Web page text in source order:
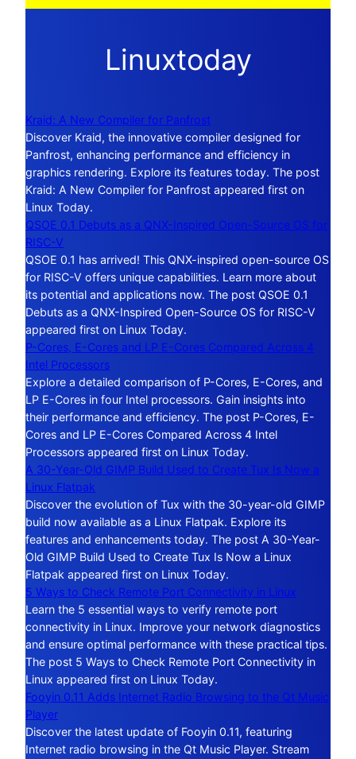
Linuxtoday
Kraid: A New Compiler for Panfrost
Discover Kraid, the innovative compiler designed for
Panfrost, enhancing performance and efficiency in
graphics rendering. Explore its features today. The post
Kraid: A New Compiler for Panfrost appeared first on
Linux Today.
QSOE 0.1 Debuts as a QNX-Inspired Open-Source OS for
RISC-V
QSOE 0.1 has arrived! This QNX-inspired open-source OS
for RISC-V offers unique capabilities. Learn more about
its potential and applications now. The post QSOE 0.1
Debuts as a QNX-Inspired Open-Source OS for RISC-V
appeared first on Linux Today.
P-Cores, E-Cores and LP E-Cores Compared Across 4
Intel Processors
Explore a detailed comparison of P-Cores, E-Cores, and
LP E-Cores in four Intel processors. Gain insights into
their performance and efficiency. The post P-Cores, E-
Cores and LP E-Cores Compared Across 4 Intel
Processors appeared first on Linux Today.
A 30-Year-Old GIMP Build Used to Create Tux Is Now a
Linux Flatpak
Discover the evolution of Tux with the 30-year-old GIMP
build now available as a Linux Flatpak. Explore its
features and enhancements today. The post A 30-Year-
Old GIMP Build Used to Create Tux Is Now a Linux
Flatpak appeared first on Linux Today.
5 Ways to Check Remote Port Connectivity in Linux
Learn the 5 essential ways to verify remote port
connectivity in Linux. Improve your network diagnostics
and ensure optimal performance with these practical tips.
The post 5 Ways to Check Remote Port Connectivity in
Linux appeared first on Linux Today.
Fooyin 0.11 Adds Internet Radio Browsing to the Qt Music
Player
Discover the latest update of Fooyin 0.11, featuring
Internet radio browsing in the Qt Music Player. Stream